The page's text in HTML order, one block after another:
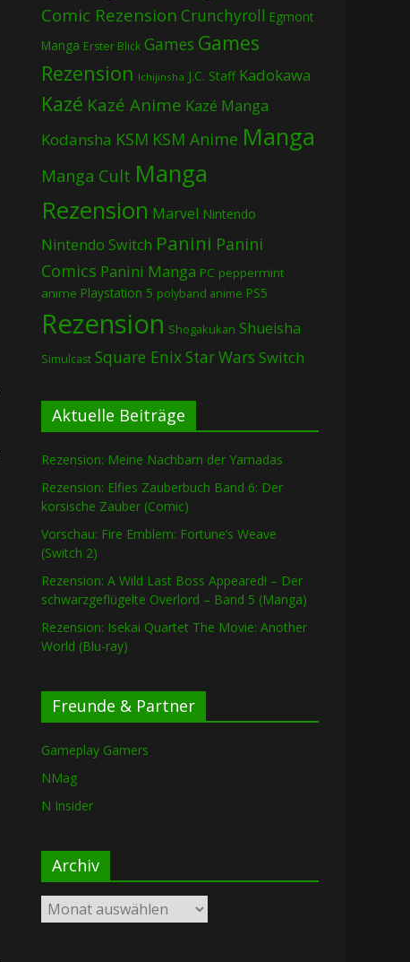
Comic Rezension Crunchyroll Egmont
Manga Erster Blick Games Games
Rezension Ichijinsha J.C. Staff Kadokawa
Kazé Kazé Anime Kazé Manga
Kodansha KSM KSM Anime Manga
Manga Cult Manga
Rezension Marvel Nintendo
Nintendo Switch Panini Panini
Comics Panini Manga PC peppermint
anime Playstation 5 polyband anime PS5
Rezension Shogakukan Shueisha
Simulcast Square EnixStar Wars Switch
Aktuelle Beiträge
Rezension: Meine Nachbarn der Yamadas
Rezension: Elfies Zauberbuch Band 6: Der
korsische Zauber (Comic)
Vorschau: Fire Emblem: Fortune’s Weave
(Switch 2)
Rezension: A Wild Last Boss Appeared! – Der
schwarzgeflügelte Overlord – Band 5 (Manga)
Rezension: Isekai Quartet The Movie: Another
World (Blu-ray)
Freunde & Partner
Gameplay Gamers
NMag
N Insider
Archiv
Archiv